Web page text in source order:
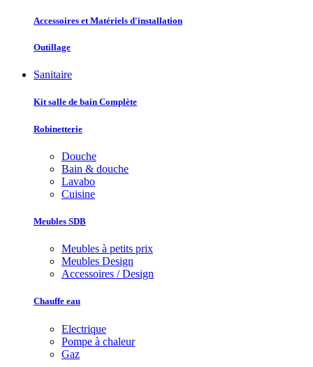
Accessoires et Matériels d'installation
Outillage
Sanitaire
Kit salle de bain Complète
Robinetterie
Douche
Bain & douche
Lavabo
Cuisine
Meubles SDB
Meubles à petits prix
Meubles Design
Accessoires / Design
Chauffe eau
Electrique
Pompe à chaleur
Gaz